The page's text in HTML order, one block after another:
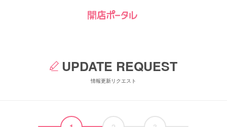
UPDATE REQUEST
情報更新リクエスト